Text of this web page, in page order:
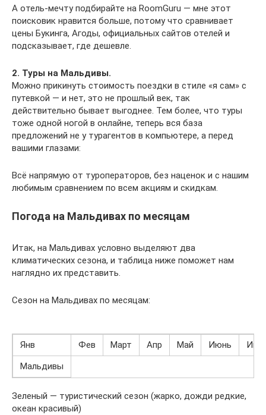
А отель-мечту подбирайте на RoomGuru — мне этот
поисковик нравится больше, потому что сравнивает
цены Букинга, Агоды, официальных сайтов отелей и
подсказывает, где дешевле.
2. Туры на Мальдивы.
Можно прикинуть стоимость поездки в стиле «я сам» с
путевкой — и нет, это не прошлый век, так
действительно бывает выгоднее. Тем более, что туры
тоже одной ногой в онлайне, теперь вся база
предложений не у турагентов в компьютере, а перед
вашими глазами:
Всё напрямую от туроператоров, без наценок и с нашим
любимым сравнением по всем акциям и скидкам.
Погода на Мальдивах по месяцам
Итак, на Мальдивах условно выделяют два
климатических сезона, и таблица ниже поможет нам
наглядно их представить.
Сезон на Мальдивах по месяцам:
Янв Фев Март Апр Май Июнь
Мальдивы
Зеленый — туристический сезон (жарко, дожди редкие,
океан красивый)